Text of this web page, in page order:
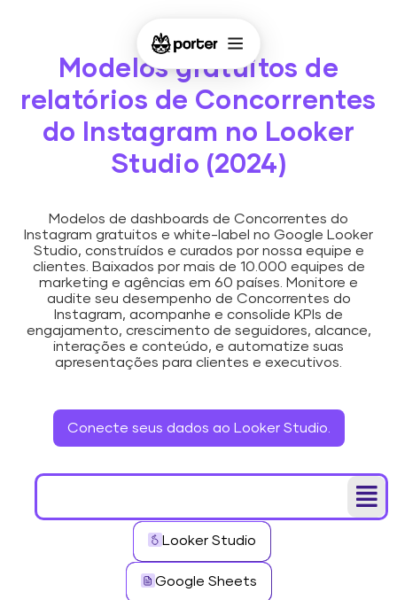
Modelos gratuitos de
relatórios de Concorrentes
do Instagram no Looker
Studio (2024)
Modelos de dashboards de Concorrentes do
Instagram gratuitos e white-label no Google Looker
Studio, construídos e curados por nossa equipe e
clientes. Baixados por mais de 10.000 equipes de
marketing e agências em 60 países. Monitore e
audite seu desempenho de Concorrentes do
Instagram, acompanhe e consolide KPIs de
engajamento, crescimento de seguidores, alcance,
interações e conteúdo, e automatize suas
apresentações para clientes e executivos.
Conecte seus dados ao Looker Studio.
Looker Studio
Google Sheets